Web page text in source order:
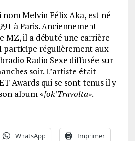
nom Melvin Félix Aka, est né
à Paris. Anciennement
MZ, il a débuté une carrière
participe régulièrement aux
Radio Sexe diffusée sur
soir. L’artiste était
Awards qui se sont tenus il y
album «Jok’Travolta».
WhatsApp Imprimer